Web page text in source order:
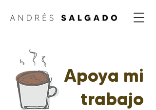
Apoya mi
trabajo